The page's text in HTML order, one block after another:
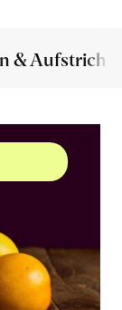
& Aufstriche